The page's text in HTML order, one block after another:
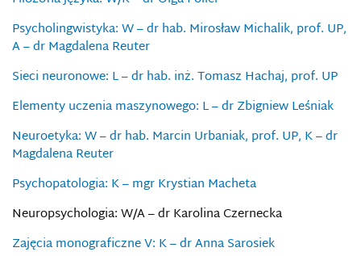
Psycholingwistyka: W – dr hab. Mirosław Michalik, prof. UP,
A – dr Magdalena Reuter
Sieci neuronowe: L – dr hab. inż. Tomasz Hachaj, prof. UP
Elementy uczenia maszynowego: L – dr Zbigniew Leśniak
Neuroetyka: W – dr hab. Marcin Urbaniak, prof. UP, K – dr
Magdalena Reuter
Psychopatologia: K – mgr Krystian Macheta
Neuropsychologia: W/A – dr Karolina Czernecka
Zajęcia monograficzne V: K – dr Anna Sarosiek